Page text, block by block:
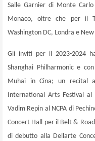
Salle Garnier di Monte
Monaco, oltre che per il
Washington DC, Londra e New
Gli inviti per il 2023-2024
Shanghai Philharmonic e
Muhai in Cina; un recital
International Arts Festival
Vadim Repin al NCPA di
Concert Hall per il Belt &
di debutto alla Dellarte